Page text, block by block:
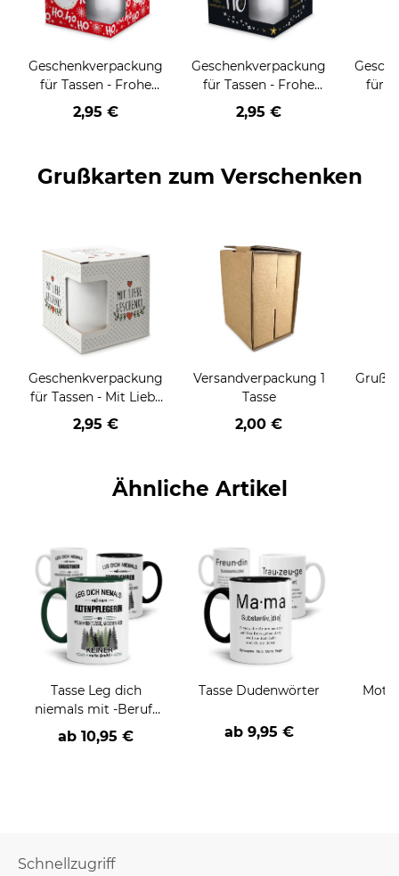
Geschenkverpackung
für Tassen - Frohe
Weihnachten - HO
HO HO - rot
2,95 €
Geschenkverpackung
für Tassen - Frohe
Weihnachten - HO
HO HO - schwarz
2,95 €
für
Grußkarten zum Verschenken
Geschenkverpackung
für Tassen - Mit Liebe
geschenkt
2,95 €
Versandverpackung 1
Tasse
2,00 €
Ähnliche Artikel
Tasse Leg dich
niemals mit -Beruf-
an
ab 10,95 €
Tasse Dudenwörter
ab 9,95 €
Schnellzugriff